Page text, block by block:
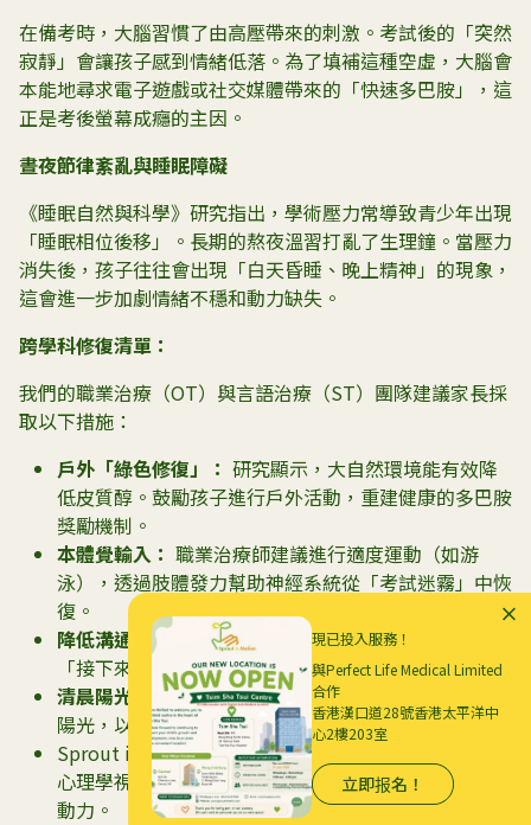
現已投入服務！
與Perfect Life Medical Limited
合作
香港漢口道28號香港太平洋中
心2樓203室
立即报名！
在備考時，大腦習慣了由高壓帶來的刺激。考試後的「突然
寂靜」會讓孩子感到情緒低落。為了填補這種空虛，大腦會
本能地尋求電子遊戲或社交媒體帶來的「快速多巴胺」，這
正是考後螢幕成癮的主因。
晝夜節律紊亂與睡眠障礙
《睡眠自然與科學》研究指出，學術壓力常導致青少年出現
「睡眠相位後移」。長期的熬夜溫習打亂了生理鐘。當壓力
消失後，孩子往往會出現「白天昏睡、晚上精神」的現象，
這會進一步加劇情緒不穩和動力缺失。
跨學科修復清單：
我們的職業治療（OT）與言語治療（ST）團隊建議家長採
取以下措施：
戶外「綠色修復」： 研究顯示，大自然環境能有效降
低皮質醇。鼓勵孩子進行戶外活動，重建健康的多巴胺
獎勵機制。
本體覺輸入： 職業治療師建議進行適度運動（如游
泳），透過肢體發力幫助神經系統從「考試迷霧」中恢
復。
降低溝通壓力：
言語治療師提醒，此時應避免詢問
「接下來的目標」，給予大腦純粹的放鬆空間。
清晨陽光法則：確保孩子在上午 10 點前接觸 15 分鐘
陽光，以啟動褪黑素的自然分泌，修復睡眠週期。
Sprout in Motion 多學科兒童發展中心，以專業神經
心理學視角與整合干預方案，守護孩子心理健康與成長
動力。